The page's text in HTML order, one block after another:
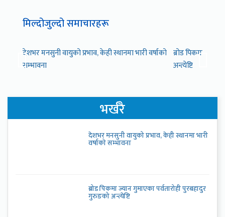
मिल्दोजुल्दो समाचारहरू
देशभर मनसुनी वायुको प्रभाव, केही स्थानमा भारी वर्षाको
सम्भावना
ब्रोड पिकमा ज्यान
अन्त्येष्टि
भर्खरै
देशभर मनसुनी वायुको प्रभाव, केही स्थानमा भारी
वर्षाको सम्भावना
ब्रोड पिकमा ज्यान गुमाएका पर्वतारोही पुरबहादुर
गुरुङको अन्त्येष्टि